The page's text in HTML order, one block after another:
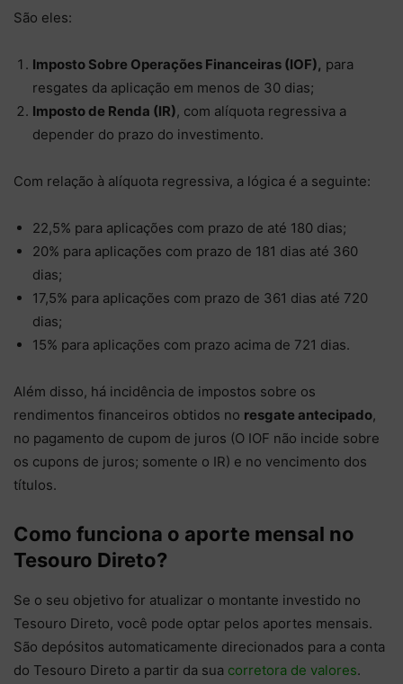
São eles:
Imposto Sobre Operações Financeiras (IOF), para
resgates da aplicação em menos de 30 dias;
Imposto de Renda (IR), com alíquota regressiva a
depender do prazo do investimento.
Com relação à alíquota regressiva, a lógica é a seguinte:
22,5% para aplicações com prazo de até 180 dias;
20% para aplicações com prazo de 181 dias até 360
dias;
17,5% para aplicações com prazo de 361 dias até 720
dias;
15% para aplicações com prazo acima de 721 dias.
Além disso, há incidência de impostos sobre os
rendimentos financeiros obtidos no resgate antecipado,
no pagamento de cupom de juros (O IOF não incide sobre
os cupons de juros; somente o IR) e no vencimento dos
títulos.
Como funciona o aporte mensal no
Tesouro Direto?
Se o seu objetivo for atualizar o montante investido no
Tesouro Direto, você pode optar pelos aportes mensais.
São depósitos automaticamente direcionados para a conta
do Tesouro Direto a partir da sua corretora de valores.